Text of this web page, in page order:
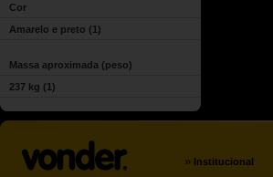
Cor
Amarelo e preto (1)
Massa aproximada (peso)
237 kg (1)
» Institucional